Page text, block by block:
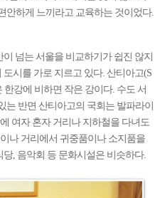
안하게 느끼라고 교육하는 것이었다.
넘는 서울을 비교하기가 쉽진 않지
시를 가로 지르고 있다. 산티아고(S
한강에 비하면 작은 강이다. 수도 서
는 반면 산티아고의 국회는 발파라이
에 여자 혼자 거리나 지하철을 다녀도
나 거리에서 귀중품이나 소지품을
, 음악회 등 문화시설은 비슷하다.